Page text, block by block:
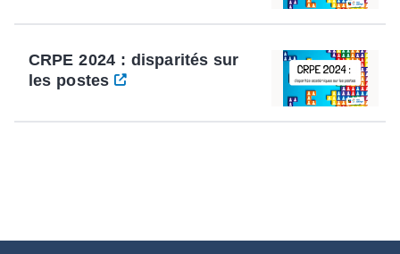
CRPE 2024 : disparités sur
les postes